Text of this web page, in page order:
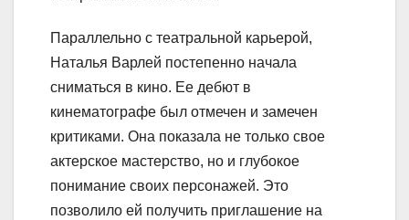
Параллельно с театральной карьерой,
Наталья Варлей постепенно начала
сниматься в кино. Ее дебют в
кинематографе был отмечен и замечен
критиками. Она показала не только свое
актерское мастерство, но и глубокое
понимание своих персонажей. Это
позволило ей получить приглашение на